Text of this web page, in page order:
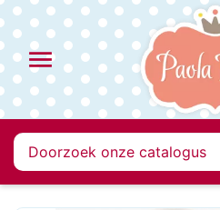
